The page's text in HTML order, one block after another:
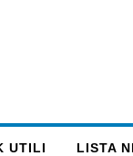
UTILI LISTA